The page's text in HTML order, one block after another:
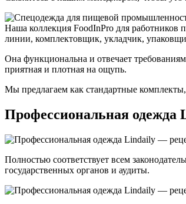
Наша коллекция FoodInPro для работников
линии, комплектовщик, укладчик,
Она функциональна и отвечает
приятная и плотная на ощупь.
Мы предлагаем как стандартные
Профессиональная
Полностью соответствует всем
государственных органов и аудиты.